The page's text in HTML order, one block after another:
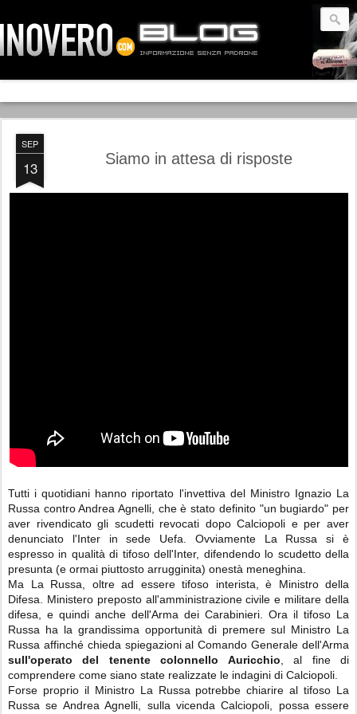
SEP
13 Siamo in attesa di risposte
Tutti i quotidiani hanno riportato l'invettiva del Ministro Ignazio La
Russa contro Andrea Agnelli, che è stato definito "un bugiardo" per
aver rivendicato gli scudetti revocati dopo Calciopoli e per aver
denunciato l'Inter in sede Uefa. Ovviamente La Russa si è
espresso in qualità di tifoso dell'Inter, difendendo lo scudetto della
presunta (e ormai piuttosto arrugginita) onestà meneghina.
Ma La Russa, oltre ad essere tifoso interista, è Ministro della
Difesa. Ministero preposto all'amministrazione civile e militare della
difesa, e quindi anche dell'Arma dei Carabinieri. Ora il tifoso La
Russa ha la grandissima opportunità di premere sul Ministro La
Russa affinché chieda spiegazioni al Comando Generale dell'Arma
sull'operato del tenente colonnello Auricchio , al fine di
comprendere come siano state realizzate le indagini di Calciopoli.
Forse proprio il Ministro La Russa potrebbe chiarire al tifoso La
Russa se Andrea Agnelli, sulla vicenda Calciopoli, possa essere